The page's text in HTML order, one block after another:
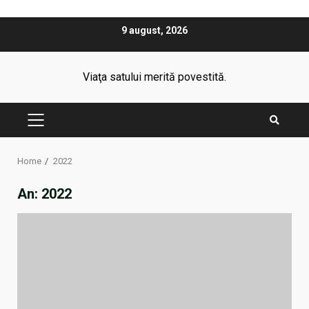
9 august, 2026
Viaţa satului merită povestită.
PRIMARY
Home 2022
An: 2022